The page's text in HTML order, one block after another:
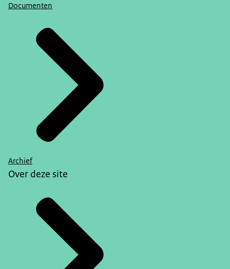
Documenten
Archief
Over deze site